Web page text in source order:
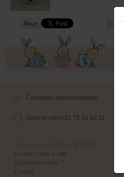
Corbeilles personnalisées
Service-client 01 72 34 50 11
A propos de Rose & Milk
L'univers Rose & Milk
Qui sommes-nous ?
Contact